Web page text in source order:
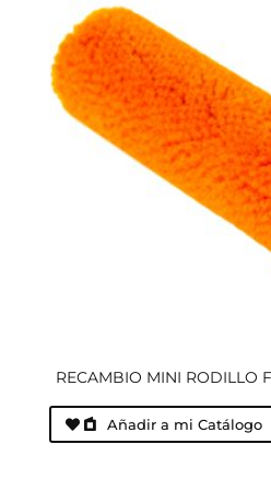
RECAMBIO MINI RODILLO
Añadir a mi Catálogo